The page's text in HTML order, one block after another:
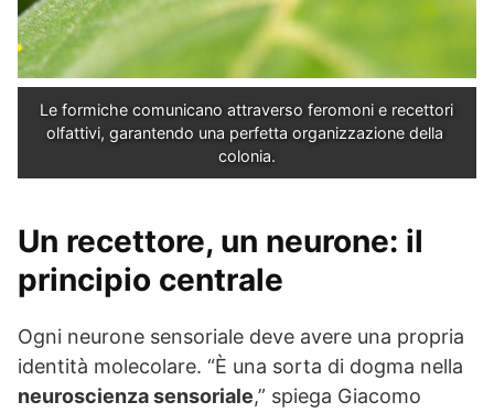
Le formiche comunicano attraverso feromoni e recettori
olfattivi, garantendo una perfetta organizzazione della
colonia.
Un recettore, un neurone: il
principio centrale
Ogni neurone sensoriale deve avere una propria
identità molecolare. “È una sorta di dogma nella
neuroscienza sensoriale,” spiega Giacomo